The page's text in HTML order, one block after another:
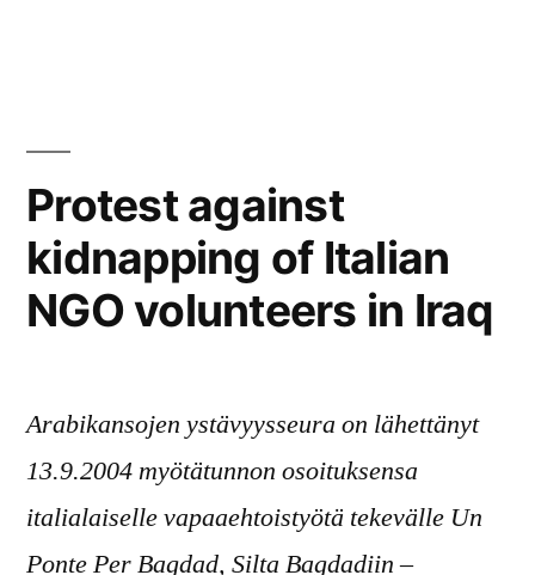
Protest against
kidnapping of Italian
NGO volunteers in Iraq
Arabikansojen ystävyysseura on lähettänyt
13.9.2004 myötätunnon osoituksensa
italialaiselle vapaaehtoistyötä tekevälle Un
Ponte Per Bagdad, Silta Bagdadiin –